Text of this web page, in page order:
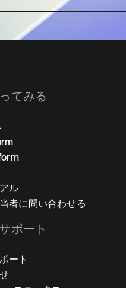
てみる
ル
者に問い合わせる
ポート
ート